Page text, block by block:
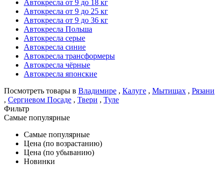
Автокресла от 9 до 18 кг
Автокресла от 9 до 25 кг
Автокресла от 9 до 36 кг
Автокресла Польша
Автокресла серые
Автокресла синие
Автокресла трансформеры
Автокресла чёрные
Автокресла японские
Посмотреть товары в Владимире , Калуге , Мытищах , Рязани
, Сергиевом Посаде , Твери , Туле
Фильтр
Самые популярные
Самые популярные
Цена (по возрастанию)
Цена (по убыванию)
Новинки